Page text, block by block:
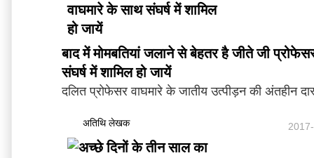
बाद में मोमबतियां जलाने से बेहतर है जीते जी
संघर्ष में शामिल हो जायें
दलित प्रोफेसर वाघमारे के जातीय उत्पीड़न की अंतहीन
अतिथि लेखक